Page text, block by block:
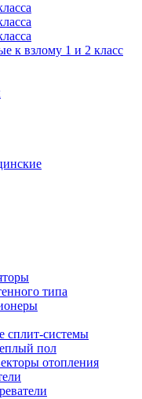
к взлому 1 и 2 класс
типа
системы
пол
отопления